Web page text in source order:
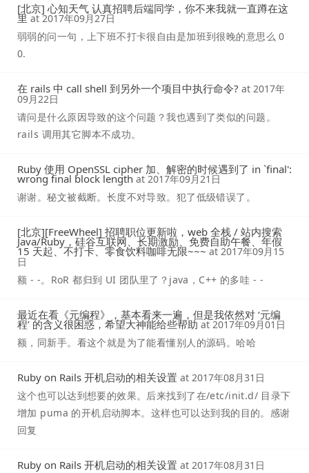
[北京] 心知天气 认真招聘后端同学，你不来我就一直蹲在这
里 at2017年09月27日
弱弱的问一句，上下班不打卡很自由是加班到很晚的意思么 0
0.
在 rails 中 call shell 到另外一个项目中执行命令? at 2017年
09月22日
请问是什么原因导致的这个问题？我也遇到了类似的问题。
rails 调用其它脚本不成功。
Ruby 使用 OpenSSL cipher 加、解密的时候遇到了 in `final':
wrong final block length at 2017年09月21日
谢谢。秘文被截断。长度不对导致。犯了低级错误了。
[北京][FreeWheel] 招聘职位更新啦，web 全栈 / 站内搜索
Java/Ruby，硅谷互联网、长期激励、免费自助午餐、年假
15 天起、不打卡、零食饮料咖啡无限~~~ at 2017年09月15
日
额 - -。RoR 都归到 UI 团队里了？java，C++ 的多哇 - -
最近在看《元编程》，基本看来一遍，但是我依然对 ‘元编
程’ 的含义很困惑，希望大神能给些帮助 at 2017年09月01日
额，同新手。看这个就是为了能看懂别人的源码。哈哈
Ruby on Rails 开机启动的相关设置 at 2017年08月31日
这个也可以达到想要的效果。后来找到了在/etc/init.d/ 目录下
增加 puma 的开机启动脚本。这样也可以达到我的目的。感谢
回复
Ruby on Rails 开机启动的相关设置 at 2017年08月31日